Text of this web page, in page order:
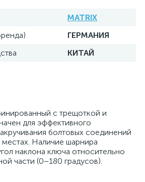
MATRIX
ГЕРМАНИЯ
КИТАЙ
с трещоткой и
для эффективного
болтовых соединений
Наличие шарнира
наклона ключа относительно
части (0–180 градусов).